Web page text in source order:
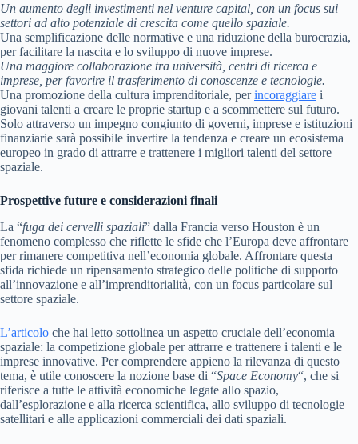
Un aumento degli investimenti nel venture capital, con un focus sui
settori ad alto potenziale di crescita come quello spaziale.
Una semplificazione delle normative e una riduzione della burocrazia,
per facilitare la nascita e lo sviluppo di nuove imprese.
Una maggiore collaborazione tra università, centri di ricerca e
imprese, per favorire il trasferimento di conoscenze e tecnologie.
Una promozione della cultura imprenditoriale, perincoraggiare i
giovani talenti a creare le proprie startup e a scommettere sul futuro.
Solo attraverso un impegno congiunto di governi, imprese e istituzioni
finanziarie sarà possibile invertire la tendenza e creare un ecosistema
europeo in grado di attrarre e trattenere i migliori talenti del settore
spaziale.
Prospettive future e considerazioni finali
La “fuga dei cervelli spaziali” dalla Francia verso Houston è un
fenomeno complesso che riflette le sfide che l’Europa deve affrontare
per rimanere competitiva nell’economia globale. Affrontare questa
sfida richiede un ripensamento strategico delle politiche di supporto
all’innovazione e all’imprenditorialità, con un focus particolare sul
settore spaziale.
L’articolo che hai letto sottolinea un aspetto cruciale dell’economia
spaziale: la competizione globale per attrarre e trattenere i talenti e le
imprese innovative. Per comprendere appieno la rilevanza di questo
tema, è utile conoscere la nozione base di “Space Economy“, che si
riferisce a tutte le attività economiche legate allo spazio,
dall’esplorazione e alla ricerca scientifica, allo sviluppo di tecnologie
satellitari e alle applicazioni commerciali dei dati spaziali.